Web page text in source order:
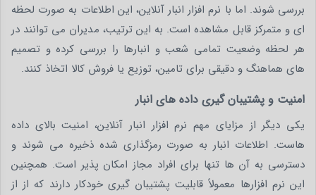
بررسی شوند. اما با نرم افزار انبار آنلاین، این اطلاعات به صورت لحظه
ای و متمرکز قابل مشاهده است. به این ترتیب، مدیران می توانند در
هر لحظه وضعیت تمامی شعب و انبارها را بررسی کرده و تصمیم
های هماهنگ و دقیقی برای تامین، توزیع یا فروش کالا اتخاذ کنند.
امنیت و پشتیبان‌ گیری داده‌ های انبار
یکی دیگر از مزایای مهم نرم افزار انبار آنلاین، امنیت بالای داده
هاست. اطلاعات انبار به صورت رمزگذاری شده ذخیره می شوند و
دسترسی به آن ها تنها برای افراد مجاز امکان پذیر است. همچنین
این نرم افزارها معمولاً قابلیت پشتیبان گیری خودکار دارند که از از